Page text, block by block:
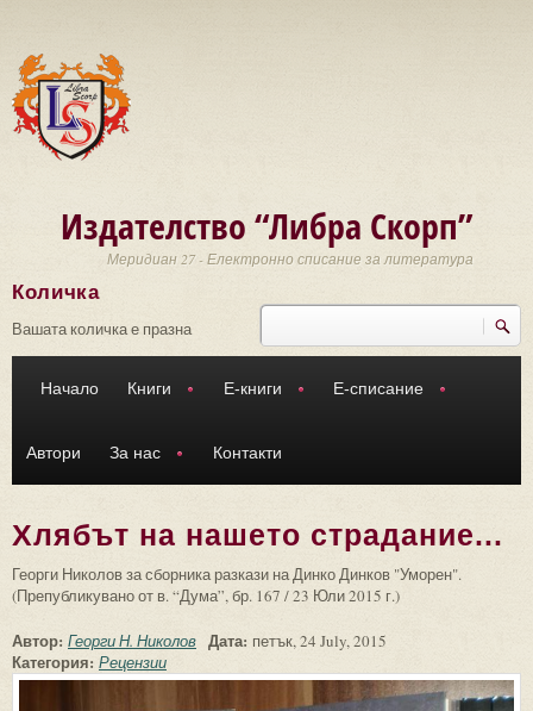
Издателство “Либра Скорп”
Меридиан 27 - Електронно списание за литература
Търси
Количка
Вашата количка е празна
Начало Книги Е-книги Е-списание
Автори За нас Контакти
Хлябът на нашето страдание...
Георги Николов за сборника разкази на Динко Динков "Уморен".
(Препубликувано от в. “Дума”, бр. 167 / 23 Юли 2015 г.)
Автор: Георги Н. Николов Дата: петък, 24 July, 2015
Категория: Рецензии